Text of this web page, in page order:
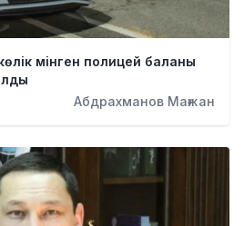
мінген полицей баланы
Абдрахманов Мағжан